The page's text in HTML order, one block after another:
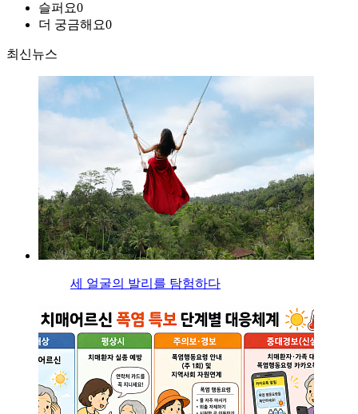
슬퍼요0
더 궁금해요0
최신뉴스
세 얼굴의 발리를 탐험하다